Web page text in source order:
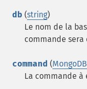
db (string)
Le nom de la
commande sera
command (
La commande à